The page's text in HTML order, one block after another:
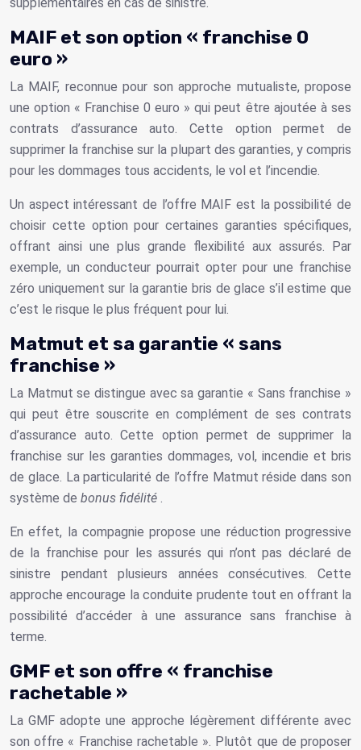
MAIF et son option « franchise 0
euro »
La MAIF, reconnue pour son approche mutualiste, propose
une option « Franchise 0 euro » qui peut être ajoutée à ses
contrats d’assurance auto. Cette option permet de
supprimer la franchise sur la plupart des garanties, y compris
pour les dommages tous accidents, le vol et l’incendie.
Un aspect intéressant de l’offre MAIF est la possibilité de
choisir cette option pour certaines garanties spécifiques,
offrant ainsi une plus grande flexibilité aux assurés. Par
exemple, un conducteur pourrait opter pour une franchise
zéro uniquement sur la garantie bris de glace s’il estime que
c’est le risque le plus fréquent pour lui.
Matmut et sa garantie « sans
franchise »
La Matmut se distingue avec sa garantie « Sans franchise »
qui peut être souscrite en complément de ses contrats
d’assurance auto. Cette option permet de supprimer la
franchise sur les garanties dommages, vol, incendie et bris
de glace. La particularité de l’offre Matmut réside dans son
système de bonus fidélité
En effet, la compagnie propose une réduction progressive
de la franchise pour les assurés qui n’ont pas déclaré de
sinistre pendant plusieurs années consécutives. Cette
approche encourage la conduite prudente tout en offrant la
possibilité d’accéder à une assurance sans franchise à
terme.
GMF et son offre « franchise
rachetable »
La GMF adopte une approche légèrement différente avec
son offre « Franchise rachetable ». Plutôt que de proposer